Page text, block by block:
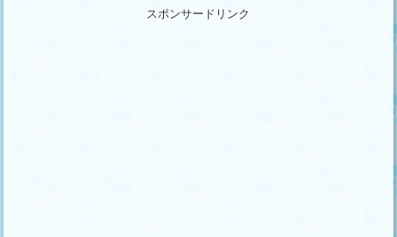
スポンサードリンク